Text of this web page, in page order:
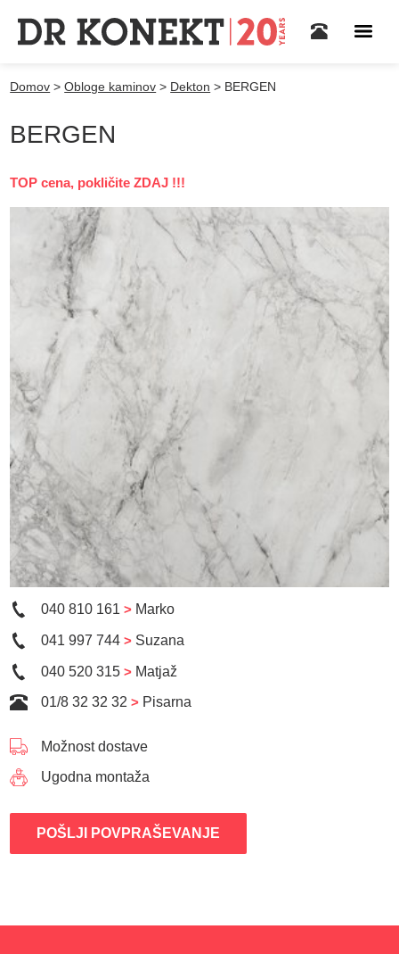
Domov >Obloge kaminov > Dekton > BERGEN
BERGEN
TOP cena, pokličite ZDAJ !!!
040 810 161> Marko
041 997 744> Suzana
040 520 315> Matjaž
01/8 32 32 32> Pisarna
Možnost dostave
Ugodna montaža
POŠLJI POVPRAŠEVANJE